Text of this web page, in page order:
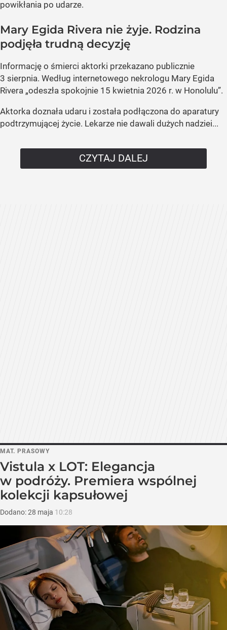
powikłania po udarze.
Mary Egida Rivera nie żyje. Rodzina
podjęła trudną decyzję
Informację o śmierci aktorki przekazano publicznie
3 sierpnia. Według internetowego nekrologu Mary Egida
Rivera „odeszła spokojnie 15 kwietnia 2026 r. w Honolulu”.
Aktorka doznała udaru i została podłączona do aparatury
podtrzymującej życie. Lekarze nie dawali dużych nadziei...
CZYTAJ DALEJ
MAT. PRASOWY
Vistula x LOT: Elegancja
w podróży. Premiera wspólnej
kolekcji kapsułowej
Dodano:28 maja 10:28